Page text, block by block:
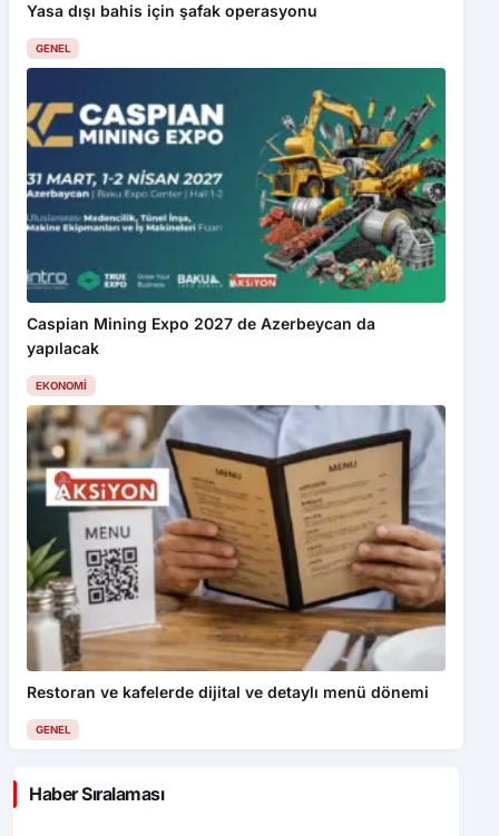
Yasa dışı bahis için şafak operasyonu
GENEL
Caspian Mining Expo 2027 de Azerbeycan da
yapılacak
EKONOMI
Restoran ve kafelerde dijital ve detaylı menü dönemi
GENEL
Haber Sıralaması